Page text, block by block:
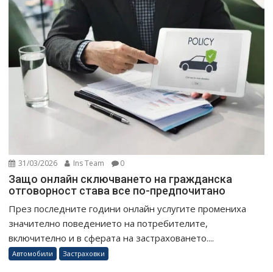
31/03/2026 Ins Team 0
Защо онлайн сключването на гражданска
отговорност става все по-предпочитано
През последните години онлайн услугите промениха
значително поведението на потребителите,
включително и в сферата на застраховането....
Автомобили Застраховки